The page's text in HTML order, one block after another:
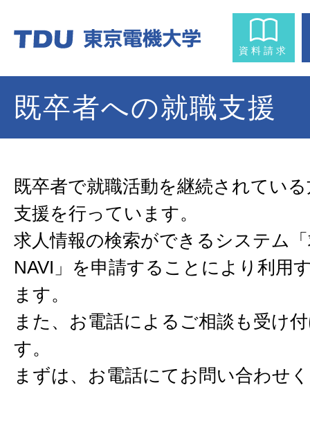
資料請求
既卒者への就職支援
既卒者で就職活動を継続されてい
支援を行っています。
求人情報の検索ができるシステム
NAVI」を申請することにより利用
ます。
また、お電話によるご相談も受け
す。
まずは、お電話にてお問い合わせ